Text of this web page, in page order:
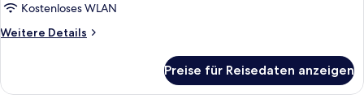
Kostenloses WLAN
Weitere Details
Weitere
Zweibettzimmer
Preise für Reisedaten anzeigen